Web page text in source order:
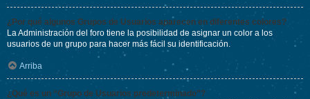
¿Por qué algunos Grupos de Usuarios aparecen en diferentes colores?
La Administración del foro tiene la posibilidad de asignar un color a los
usuarios de un grupo para hacer más fácil su identificación.
Arriba
¿Qué es un “Grupo de Usuarios predeterminado”?